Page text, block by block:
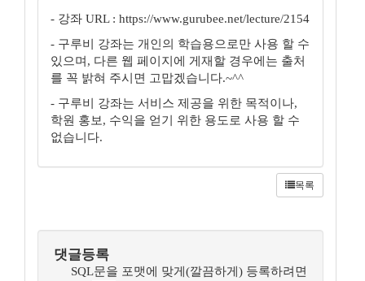
- 강좌 URL : https://www.gurubee.net/lecture/2154
- 구루비 강좌는 개인의 학습용으로만 사용 할 수
있으며, 다른 웹 페이지에 게재할 경우에는 출처
를 꼭 밝혀 주시면 고맙겠습니다.~^^
- 구루비 강좌는 서비스 제공을 위한 목적이나,
학원 홍보, 수익을 얻기 위한 용도로 사용 할 수
없습니다.
목록
댓글등록
SQL문을 포맷에 맞게(깔끔하게) 등록하려면